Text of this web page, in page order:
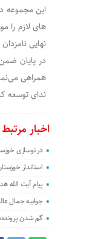
این مجموعه
های لازم را
نهایی
در پایان
همراهی
ندای توسعه
اخبار مرتبط
در نوسازی
استاندار
پیام آیت
جوابیه جمال
گم شدن